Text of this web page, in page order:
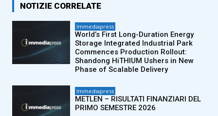
NOTIZIE CORRELATE
Immediapress
World’s First Long-Duration Energy
Storage Integrated Industrial Park
Commences Production Rollout:
Shandong HiTHIUM Ushers in New
Phase of Scalable Delivery
Immediapress
METLEN – RISULTATI FINANZIARI DEL
PRIMO SEMESTRE 2026